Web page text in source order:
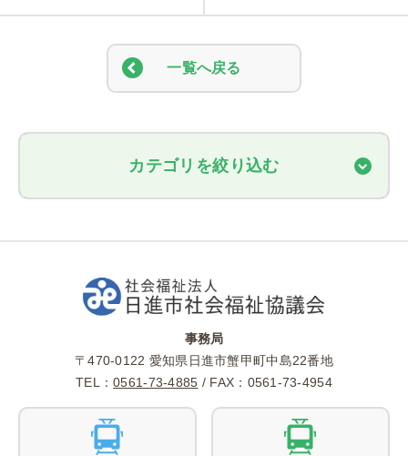
一覧へ戻る
カテゴリを絞り込む
事務局
〒470-0122 愛知県日進市蟹甲町中島22番地
TEL：0561-73-4885 / FAX：0561-73-4954